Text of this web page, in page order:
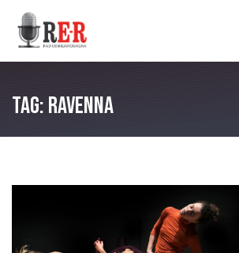
Salta al contenuto principale
Tag: Ravenna